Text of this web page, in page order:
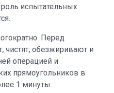
испытательных
Перед
обезжиривают и
операцией и
прямоугольников в
1 минуты.